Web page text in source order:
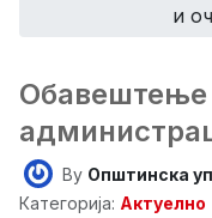
и
Обавештење
By Општинска
Категорија: Актуелно